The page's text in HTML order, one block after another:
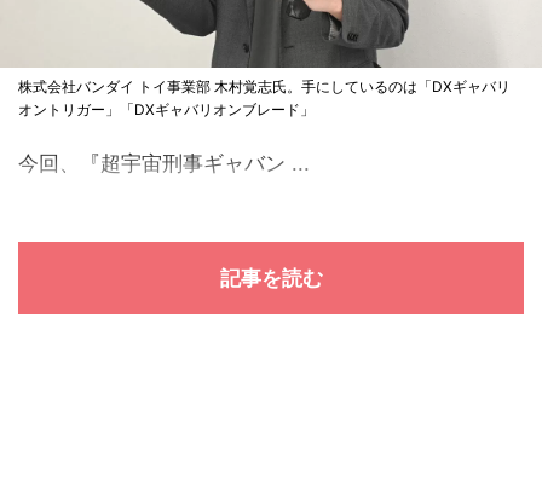
株式会社バンダイ トイ事業部 木村覚志氏。手にしているのは「DXギャバリ
オントリガー」「DXギャバリオンブレード」
今回、『超宇宙刑事ギャバン ...
記事を読む